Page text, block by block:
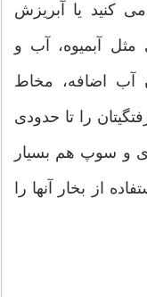
کنید یا آبریزش
مثل آبمیوه، آب و
آب اضافه، مخاط
را تا حدودی
و سوپ هم بسیار
از بخار آنها را